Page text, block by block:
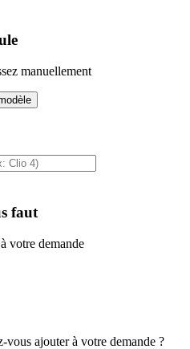
manuellement
faut
votre demande
ajouter à votre demande ?